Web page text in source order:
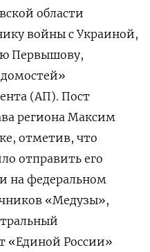
области
войны с Украиной,
Первышову,
(АП). Пост
региона Максим
отметив, что
отправить его
на федеральном
«Медузы»,
«Единой России»